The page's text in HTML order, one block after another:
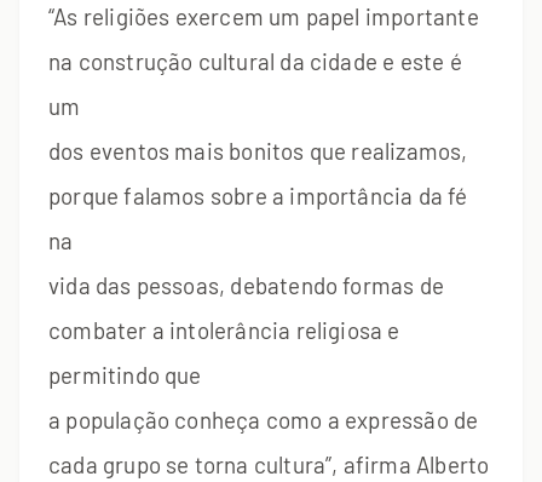
“As religiões exercem um papel importante
na construção cultural da cidade e este é
um
dos eventos mais bonitos que realizamos,
porque falamos sobre a importância da fé
na
vida das pessoas, debatendo formas de
combater a intolerância religiosa e
permitindo que
a população conheça como a expressão de
cada grupo se torna cultura”, afirma Alberto